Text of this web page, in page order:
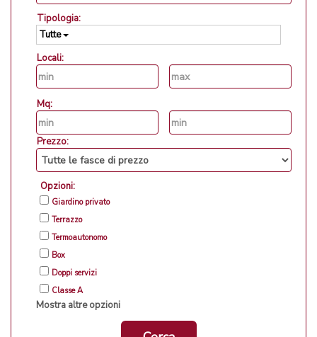
Tipologia:
Tutte
Locali:
Mq:
Prezzo:
Opzioni:
Giardino privato
Terrazzo
Termoautonomo
Box
Doppi servizi
Classe A
Mostra altre opzioni